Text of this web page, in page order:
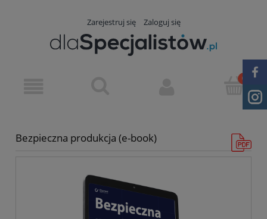
Zarejestruj się Zaloguj się
Bezpieczna produkcja (e-book)